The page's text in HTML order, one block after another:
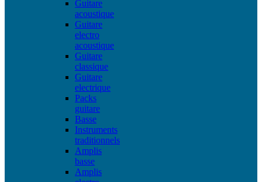
Guitare
acoustique
Guitare
electro
acoustique
Guitare
classique
Guitare
electrique
Packs
guitare
Basse
Instruments
traditionnels
Amplis
basse
Amplis